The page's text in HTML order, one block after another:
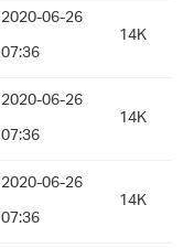
2020-06-26
07:36
14K
2020-06-26
07:36
14K
2020-06-26
07:36
14K